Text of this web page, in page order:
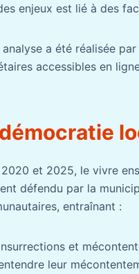
enjeux est lié à des
a été réalisée
accessibles en
et 2025, le vivre
défendu par la
entraînant :
et
leur